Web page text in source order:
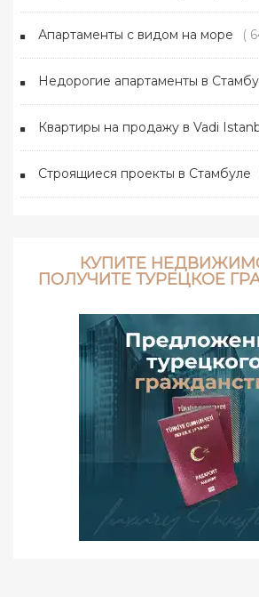
Апартаменты с видом на море (
Недорогие апартаменты в
Квартиры на продажу в Vadi
Строящиеся проекты в Стамбуле
КУПИТЕ
ПОЛУЧИТЕ ТУРЕЦКОЕ